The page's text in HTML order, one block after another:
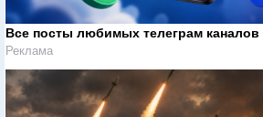
Все посты любимых телеграм каналов
Реклама